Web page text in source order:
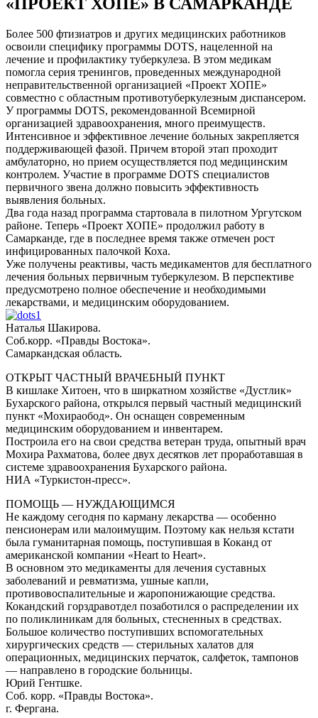
Более 500 фтизиатров и других медицинских работников
освоили специфику программы DOTS, нацеленной на
лечение и профилактику туберкулеза. В этом медикам
помогла серия тренингов, проведенных международной
неправительственной организацией «Проект ХОПЕ»
совместно с областным противотуберкулезным диспансером.
У программы DOTS, рекомендованной Всемирной
организацией здравоохранения, много преимуществ.
Интенсивное и эффективное лечение больных закрепляется
поддерживающей фазой. Причем второй этап проходит
амбулаторно, но прием осуществляется под медицинским
контролем. Участие в программе DOTS специалистов
первичного звена должно повысить эффективность
выявления больных.
Два года назад программа стартовала в пилотном Ургутском
районе. Теперь «Проект ХОПЕ» продолжил работу в
Самарканде, где в последнее время также отмечен рост
инфицированных палочкой Коха.
Уже получены реактивы, часть медикаментов для бесплатного
лечения больных первичным туберкулезом. В перспективе
предусмотрено полное обеспечение и необходимыми
лекарствами, и медицинским оборудованием.
Наталья Шакирова.
Соб.корр. «Правды Востока».
Самаркандская область.
ОТКРЫТ ЧАСТНЫЙ ВРАЧЕБНЫЙ ПУНКТ
В кишлаке Хитоен, что в ширкатном хозяйстве «Дустлик»
Бухарского района, открылся первый частный медицинский
пункт «Мохираобод». Он оснащен современным
медицинским оборудованием и инвентарем.
Построила его на свои средства ветеран труда, опытный врач
Мохира Рахматова, более двух десятков лет проработавшая в
системе здравоохранения Бухарского района.
НИА «Туркистон-пресс».
ПОМОЩЬ — НУЖДАЮЩИМСЯ
Не каждому сегодня по карману лекарства — особенно
пенсионерам или малоимущим. Поэтому как нельзя кстати
была гуманитарная помощь, поступившая в Коканд от
американской компании «Heart to Heart».
В основном это медикаменты для лечения суставных
заболеваний и ревматизма, ушные капли,
противовоспалительные и жаропонижающие средства.
Кокандский горздравотдел позаботился о распределении их
по поликлиникам для больных, стесненных в средствах.
Большое количество поступивших вспомогательных
хирургических средств — стерильных халатов для
операционных, медицинских перчаток, салфеток, тампонов
— направлено в городские больницы.
Юрий Гентшке.
Соб. корр. «Правды Востока».
г. Фергана.